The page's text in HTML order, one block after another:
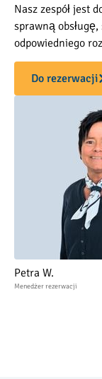
Nasz zespół jest
sprawną
odpowiedniego
Do rezerwacji
Petra W.
Menedżer rezerwacji